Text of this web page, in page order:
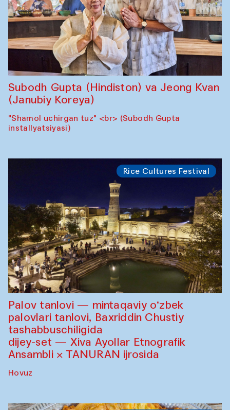
Subodh Gupta (Hindiston) va Jeong Kvan
(Janubiy Koreya)
"Shamol uchirgan tuz" <br> (Subodh Gupta
installyatsiyasi)
Rice Cultures Festival
Palov tanlovi — mintaqaviy o‘zbek
palovlari tanlovi, Baxriddin Chustiy
tashabbuschiligida
dijey-set — Xiva Ayollar Etnografik
Ansambli × TANURAN ijrosida
Hovuz